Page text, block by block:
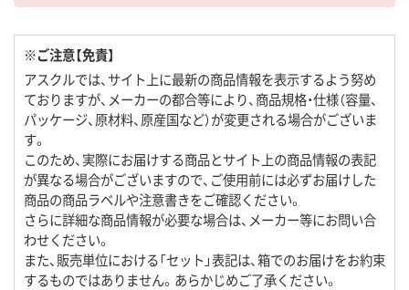
※ご注意【免責】
アスクルでは、サイト上に最新の商品情報を表示するよう努め
ておりますが、メーカーの都合等により、商品規格・仕様（容量、
パッケージ、原材料、原産国など）が変更される場合がございま
す。
このため、実際にお届けする商品とサイト上の商品情報の表記
が異なる場合がございますので、ご使用前には必ずお届けした
商品の商品ラベルや注意書きをご確認ください。
さらに詳細な商品情報が必要な場合は、メーカー等にお問い合
わせください。
また、販売単位における「セット」表記は、箱でのお届けをお約束
するものではありません。あらかじめご了承ください。